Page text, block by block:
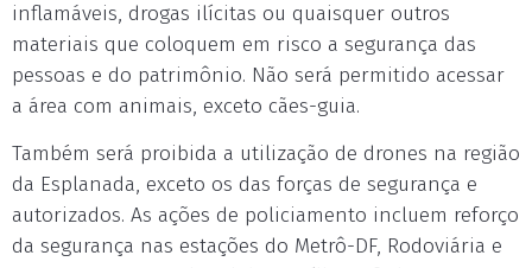
inflamáveis, drogas ilícitas ou quaisquer outros
materiais que coloquem em risco a segurança das
pessoas e do patrimônio. Não será permitido acessar
a área com animais, exceto cães-guia.
Também será proibida a utilização de drones na região
da Esplanada, exceto os das forças de segurança e
autorizados. As ações de policiamento incluem reforço
da segurança nas estações do Metrô-DF, Rodoviária e